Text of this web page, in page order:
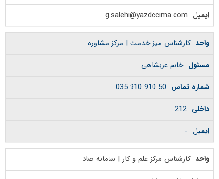
g.salehi@yazdccima.com
کارشناس میز خدمت | مرکز مشاوره
خانم عربشاهی
50 910 910 035
212
-
کارشناس مرکز علم و کار | سامانه صاد